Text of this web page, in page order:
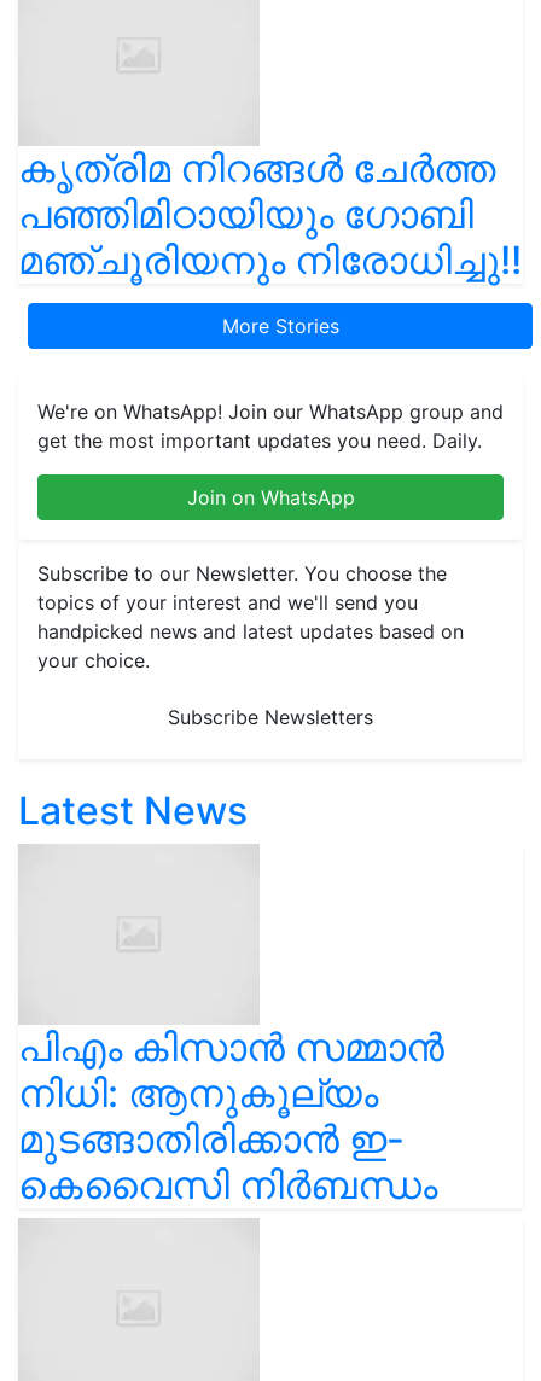
കൃത്രിമ നിറങ്ങൾ ചേർത്ത
പഞ്ഞിമിഠായിയും ഗോബി
മഞ്ചൂരിയനും നിരോധിച്ചു!!
More Stories
We're on WhatsApp! Join our WhatsApp group and
get the most important updates you need. Daily.
Join on WhatsApp
Subscribe to our Newsletter. You choose the
topics of your interest and we'll send you
handpicked news and latest updates based on
your choice.
Subscribe Newsletters
Latest News
പിഎം കിസാൻ സമ്മാൻ
നിധി: ആനുകൂല്യം
മുടങ്ങാതിരിക്കാൻ ഇ-
കെവൈസി നിർബന്ധം